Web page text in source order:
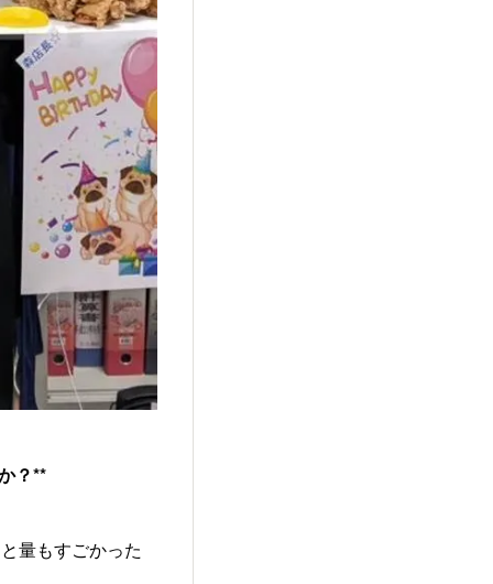
？**
量もすごかった